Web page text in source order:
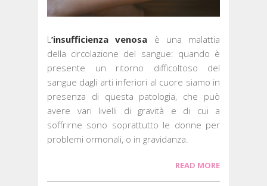
L’insufficienza venosa è una malattia
della circolazione del sangue: quando è
presente un ritorno difficoltoso del
sangue dagli arti inferiori al cuore siamo in
presenza di questa patologia, che può
avere vari livelli di gravità e di cui a
soffrirne sono soprattutto le donne per
problemi ormonali, o in gravidanza.
READ MORE